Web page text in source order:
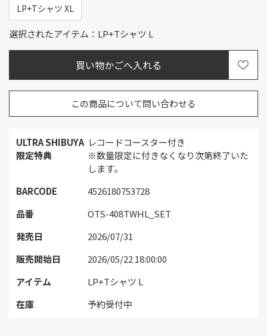
ULTRA SHIBUYA
限定特典
レコードコースター付き
※数量限定に付きなくなり次第終了いた
します。
BARCODE
4526180753728
品番
OTS-408TWHL_SET
発売日
2026/07/31
販売開始日
2026/05/22 18:00:00
アイテム
LP+Tシャツ L
在庫
予約受付中
LP+Tシャツ XL
選択されたアイテム：LP+Tシャツ L
この商品について問い合わせる